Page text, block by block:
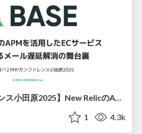
【PHPカンファレンス小田原2025】New RelicのAPMを活用したECサービスにおけるメール遅延解消の舞台裏
1 4.3k